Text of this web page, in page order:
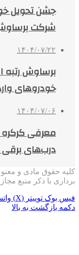
جشن تحویل
شرکت برساوش
۱۴۰۴/۰۷/۲۲
برساوش رتبه
خودروهای
۱۴۰۴/۰۷/۰۶
درب‌های برقی
کلیه حقوق مادی و
برداری با ذکر منبع
فیس بوک توییتر (X)
دکمه بازگشت به بالا